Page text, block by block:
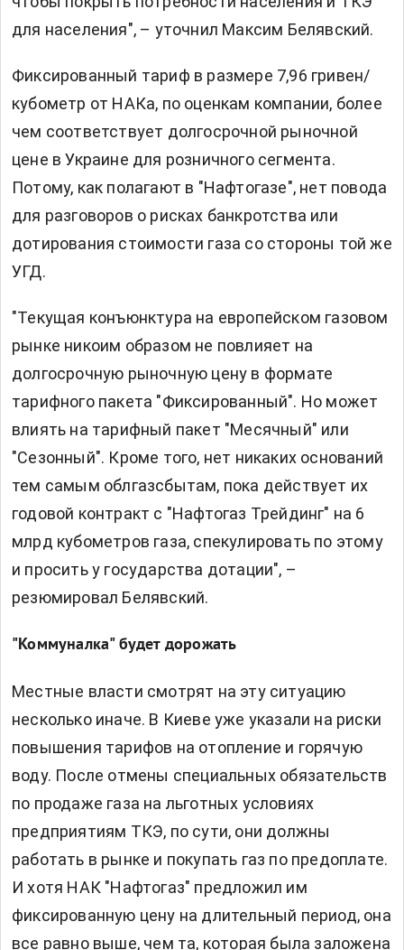
для населения", – уточнил Максим Белявский.
Фиксированный тариф в размере 7,96 гривен/
кубометр от НАКа, по оценкам компании, более
чем соответствует долгосрочной рыночной
цене в Украине для розничного сегмента.
Потому, как полагают в "Нафтогазе", нет повода
для разговоров о рисках банкротства или
дотирования стоимости газа со стороны той же
УГД.
"Текущая конъюнктура на европейском газовом
рынке никоим образом не повлияет на
долгосрочную рыночную цену в формате
тарифного пакета "Фиксированный". Но может
влиять на тарифный пакет "Месячный" или
"Сезонный". Кроме того, нет никаких оснований
тем самым облгазсбытам, пока действует их
годовой контракт с "Нафтогаз Трейдинг" на 6
млрд кубометров газа, спекулировать по этому
и просить у государства дотации", –
резюмировал Белявский.
"Коммуналка" будет дорожать
Местные власти смотрят на эту ситуацию
несколько иначе. В Киеве уже указали на риски
повышения тарифов на отопление и горячую
воду. После отмены специальных обязательств
по продаже газа на льготных условиях
предприятиям ТКЭ, по сути, они должны
работать в рынке и покупать газ по предоплате.
И хотя НАК "Нафтогаз" предложил им
фиксированную цену на длительный период, она
все равно выше, чем та, которая была заложена